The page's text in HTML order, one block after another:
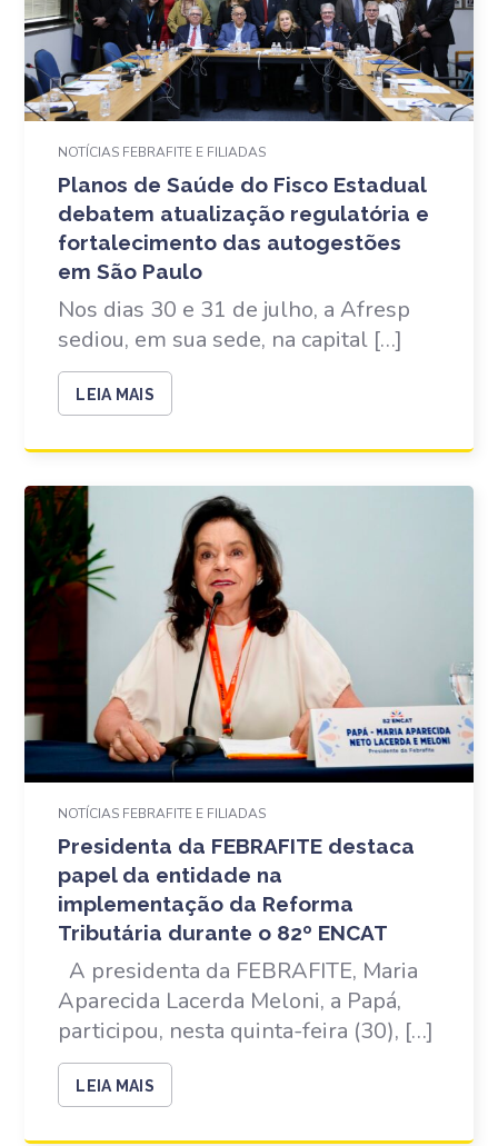
NOTÍCIAS FEBRAFITE E FILIADAS
Planos de Saúde do Fisco Estadual
debatem atualização regulatória e
fortalecimento das autogestões
em São Paulo
Nos dias 30 e 31 de julho, a Afresp
sediou, em sua sede, na capital […]
LEIA MAIS
NOTÍCIAS FEBRAFITE E FILIADAS
Presidenta da FEBRAFITE destaca
papel da entidade na
implementação da Reforma
Tributária durante o 82º ENCAT
A presidenta da FEBRAFITE, Maria
Aparecida Lacerda Meloni, a Papá,
participou, nesta quinta-feira (30), […]
LEIA MAIS